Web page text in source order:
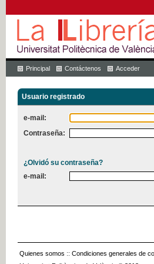
Principal Contáctenos Acceder
Usuario registrado
e-mail:
Contraseña:
¿Olvidó su contraseña?
e-mail:
Quienes somos :: Condiciones generales de